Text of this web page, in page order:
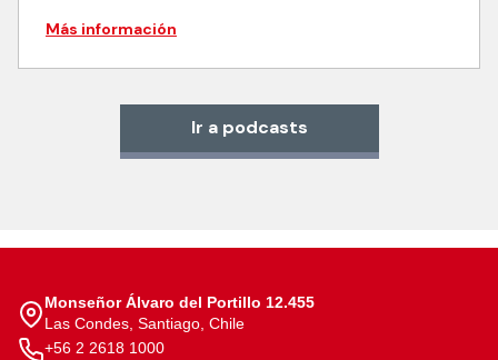
Más información
Ir a podcasts
Monseñor Álvaro del Portillo 12.455
Las Condes, Santiago, Chile
+56 2 2618 1000